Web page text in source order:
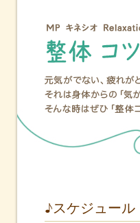
♪スケジュー